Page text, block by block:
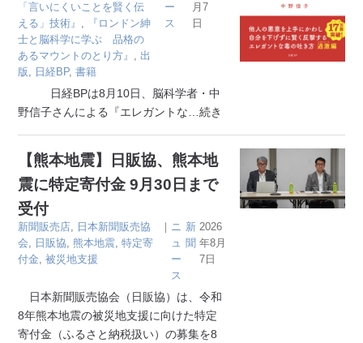
「言いにくいことを賢く伝
える」技術』 ,
『ロンドン紳
士と脳科学に学ぶ 品格の
あるマウントのとり方』 , 出
版, 日経BP,書籍
ー
ス
月7
日
日経BPは8月10日、脳科学者・中
野信子さんによる『エレガントな…続き
【熊本地震】日販協、熊本地
震に特定寄付金 9月30日まで
受付
新聞販売店, 日本新聞販売協
会, 日販協, 熊本地震,特定寄
付金,被災地支援
｜ ニ
ュ
ー
ス
新
聞
2026
年8月
7日
日本新聞販売協会（日販協）は、令和
8年熊本地震の被災地支援に向けた特定
寄付金（ふるさと納税扱い）の募集を8